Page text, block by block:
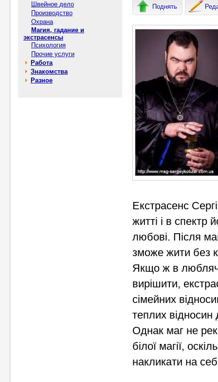
Швейное дело
Производство
Охрана
Магия, гадание и
экстрасенсы
Психология
Прочие услуги
Работа
Знакомства
Разное
Поднять
Екстрасенс
житті і в спектр
любові. Після
зможе жити без
Якщо ж в
вирішити,
сімейних
теплих відносин
Однак маг не
білої магії,
накликати на